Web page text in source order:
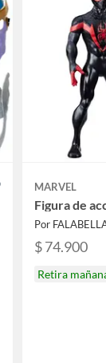
MARVEL
Figura de
Por
$ 74.900
Retira